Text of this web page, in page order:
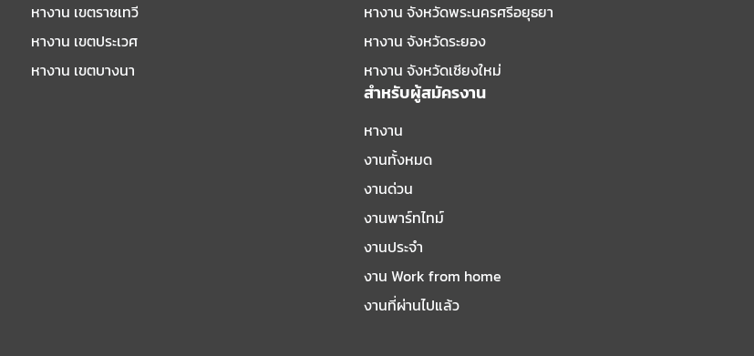
หางาน เขตราชเทวี
หางาน เขตประเวศ
หางาน เขตบางนา
หางาน จังหวัดพระนครศรีอยุธยา
หางาน จังหวัดระยอง
หางาน จังหวัดเชียงใหม่
สำหรับผู้สมัครงาน
หางาน
งานทั้งหมด
งานด่วน
งานพาร์ทไทม์
งานประจำ
งาน Work from home
งานที่ผ่านไปแล้ว